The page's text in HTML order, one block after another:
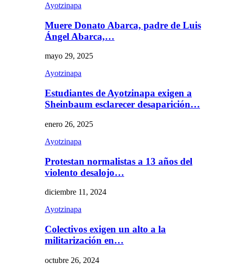
Ayotzinapa
Muere Donato Abarca, padre de Luis
Ángel Abarca,…
mayo 29, 2025
Ayotzinapa
Estudiantes de Ayotzinapa exigen a
Sheinbaum esclarecer desaparición…
enero 26, 2025
Ayotzinapa
Protestan normalistas a 13 años del
violento desalojo…
diciembre 11, 2024
Ayotzinapa
Colectivos exigen un alto a la
militarización en…
octubre 26, 2024